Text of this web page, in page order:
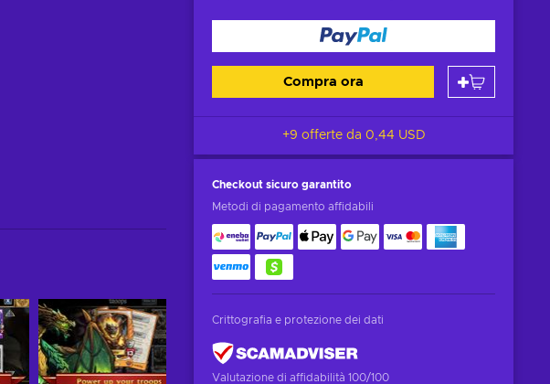
Compra ora
+9 offerte da 0,44 USD
Checkout sicuro garantito
Metodi di pagamento affidabili
Crittografia e protezione dei dati
Valutazione di affidabilità 100/100